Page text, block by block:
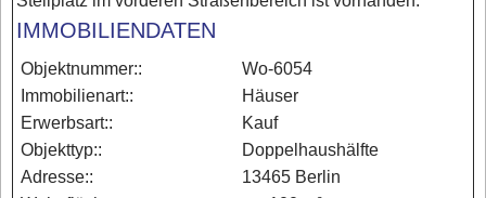
IMMOBILIENDATEN
Objektnummer::
Wo-6054
Immobilienart::
Häuser
Erwerbsart::
Kauf
Objekttyp::
Doppelhaushälfte
Adresse::
13465 Berlin